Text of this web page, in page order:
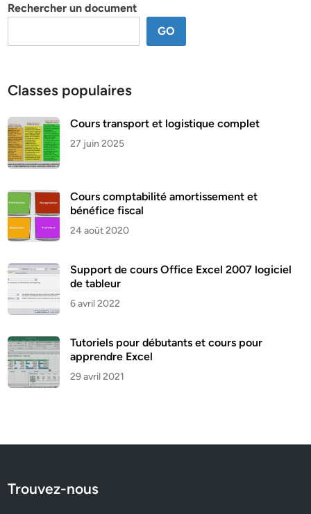
Rechercher un document
GO
Classes populaires
Cours transport et logistique complet
27 juin 2025
Cours comptabilité amortissement et
bénéfice fiscal
24 août 2020
Support de cours Office Excel 2007 logiciel
de tableur
6 avril 2022
Tutoriels pour débutants et cours pour
apprendre Excel
29 avril 2021
Trouvez-nous